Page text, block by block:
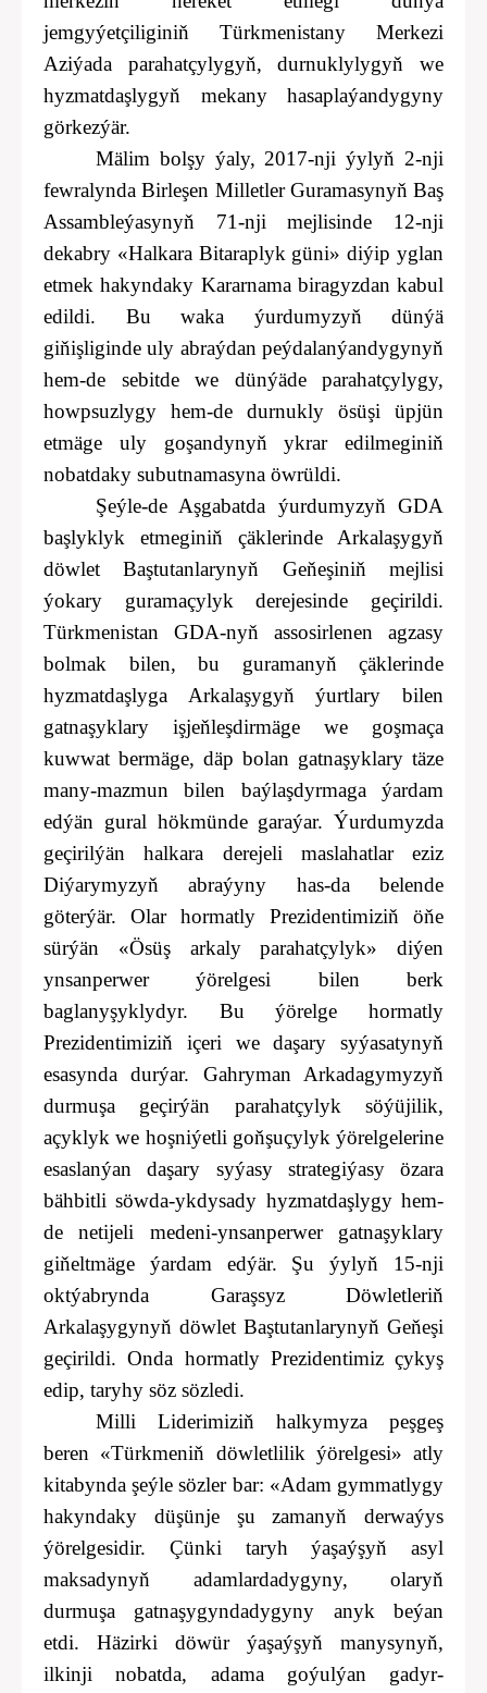
jemgyýetçiliginiň Türkmenistany Merkezi
Aziýada parahatçylygyň, durnuklylygyň we
hyzmatdaşlygyň mekany hasaplaýandygyny
görkezýär.
Mälim bolşy ýaly, 2017-nji ýylyň 2-nji
fewralynda Birleşen Milletler Guramasynyň Baş
Assambleýasynyň 71-nji mejlisinde 12-nji
dekabry «Halkara Bitaraplyk güni» diýip yglan
etmek hakyndaky Kararnama biragyzdan kabul
edildi. Bu waka ýurdumyzyň dünýä
giňişliginde uly abraýdan peýdalanýandygynyň
hem-de sebitde we dünýäde parahatçylygy,
howpsuzlygy hem-de durnukly ösüşi üpjün
etmäge uly goşandynyň ykrar edilmeginiň
nobatdaky subutnamasyna öwrüldi.
Şeýle-de Aşgabatda ýurdumyzyň GDA
başlyklyk etmeginiň çäklerinde Arkalaşygyň
döwlet Baştutanlarynyň Geňeşiniň mejlisi
ýokary guramaçylyk derejesinde geçirildi.
Türkmenistan GDA-nyň assosirlenen agzasy
bolmak bilen, bu guramanyň çäklerinde
hyzmatdaşlyga Arkalaşygyň ýurtlary bilen
gatnaşyklary işjeňleşdirmäge we goşmaça
kuwwat bermäge, däp bolan gatnaşyklary täze
many-mazmun bilen baýlaşdyrmaga ýardam
edýän gural hökmünde garaýar. Ýurdumyzda
geçirilýän halkara derejeli maslahatlar eziz
Diýarymyzyň abraýyny has-da belende
göterýär. Olar hormatly Prezidentimiziň öňe
sürýän «Ösüş arkaly parahatçylyk» diýen
ynsanperwer ýörelgesi bilen berk
baglanyşyklydyr. Bu ýörelge hormatly
Prezidentimiziň içeri we daşary syýasatynyň
esasynda durýar. Gahryman Arkadagymyzyň
durmuşa geçirýän parahatçylyk söýüjilik,
açyklyk we hoşniýetli goňşuçylyk ýörelgelerine
esaslanýan daşary syýasy strategiýasy özara
bähbitli söwda-ykdysady hyzmatdaşlygy hem-
de netijeli medeni-ynsanperwer gatnaşyklary
giňeltmäge ýardam edýär. Şu ýylyň 15-nji
oktýabrynda Garaşsyz Döwletleriň
Arkalaşygynyň döwlet Baştutanlarynyň Geňeşi
geçirildi. Onda hormatly Prezidentimiz çykyş
edip, taryhy söz sözledi.
Milli Liderimiziň halkymyza peşgeş
beren «Türkmeniň döwletlilik ýörelgesi» atly
kitabynda şeýle sözler bar: «Adam gymmatlygy
hakyndaky düşünje şu zamanyň derwaýys
ýörelgesidir. Çünki taryh ýaşaýşyň asyl
maksadynyň adamlardadygyny, olaryň
durmuşa gatnaşygyndadygyny anyk beýan
etdi. Häzirki döwür ýaşaýşyň manysynyň,
ilkinji nobatda, adama goýulýan gadyr-